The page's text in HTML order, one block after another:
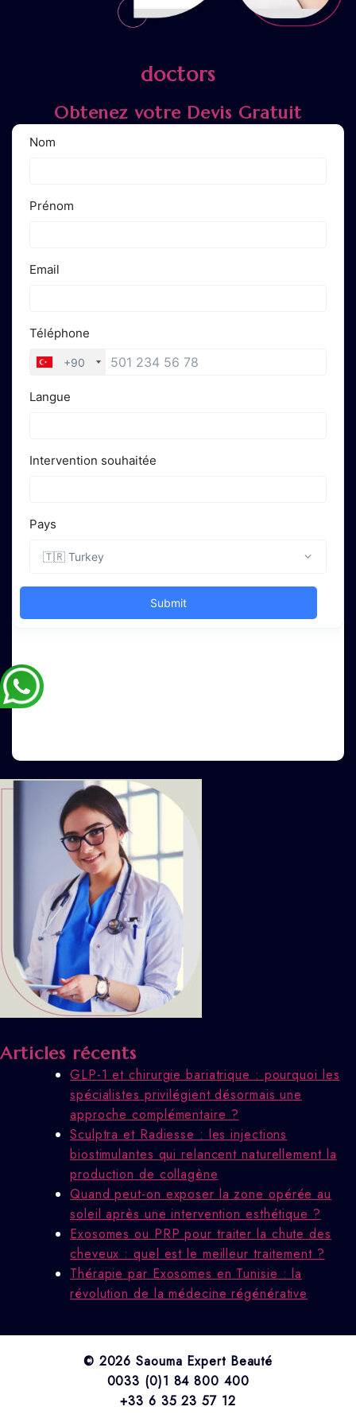
doctors
Obtenez votre Devis Gratuit
Articles récents
GLP-1 et chirurgie bariatrique : pourquoi les
spécialistes privilégient désormais une
approche complémentaire ?
Sculptra et Radiesse : les injections
biostimulantes qui relancent naturellement la
production de collagène
Quand peut-on exposer la zone opérée au
soleil après une intervention esthétique ?
Exosomes ou PRP pour traiter la chute des
cheveux : quel est le meilleur traitement ?
Thérapie par Exosomes en Tunisie : la
révolution de la médecine régénérative
© 2026 Saouma Expert Beauté
0033 (0)1 84 800 400
+33 6 35 23 57 12